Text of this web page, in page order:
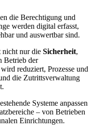
die Berechtigung und
werden digital erfasst,
und auswertbar sind.
nicht nur die Sicherheit,
Betrieb der
reduziert, Prozesse und
die Zutrittsverwaltung
Systeme anpassen
– von Betrieben
Einrichtungen.